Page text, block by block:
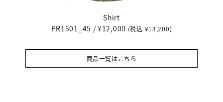
Shirt
PR1501_45 / ¥12,000 (税込 ¥13,200)
商品一覧はこちら